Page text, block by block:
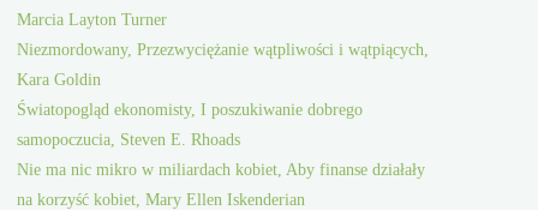
Marcia Layton Turner
Niezmordowany, Przezwyciężanie wątpliwości i wątpiących,
Kara Goldin
Światopogląd ekonomisty, I poszukiwanie dobrego
samopoczucia, Steven E. Rhoads
Nie ma nic mikro w miliardach kobiet, Aby finanse działały
na korzyść kobiet, Mary Ellen Iskenderian